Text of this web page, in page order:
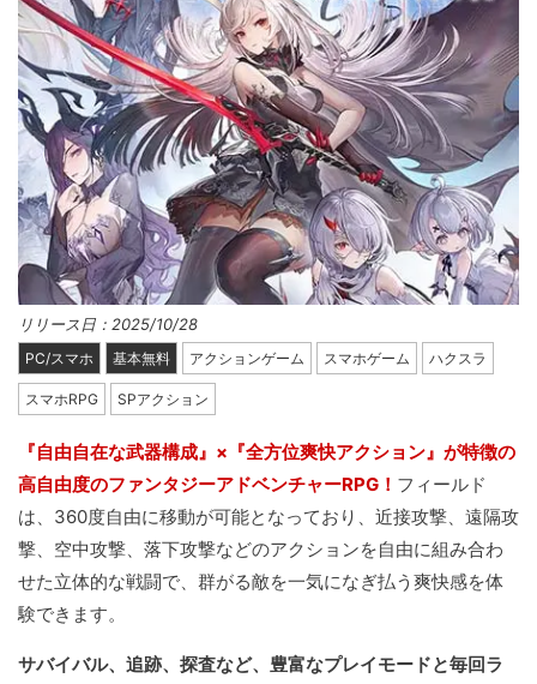
リリース日：2025/10/28
PC/スマホ 基本無料 アクションゲーム スマホゲーム ハクスラ
スマホRPG SPアクション
『自由自在な武器構成』×『全方位爽快アクション』が特徴の
高自由度のファンタジーアドベンチャーRPG！ フィールド
は、360度自由に移動が可能となっており、近接攻撃、遠隔攻
撃、空中攻撃、落下攻撃などのアクションを自由に組み合わ
せた立体的な戦闘で、群がる敵を一気になぎ払う爽快感を体
験できます。
サバイバル、追跡、探査など、豊富なプレイモードと毎回ラ